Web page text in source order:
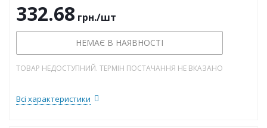
332.68 грн./шт
НЕМАЄ В НАЯВНОСТІ
ТОВАР НЕДОСТУПНИЙ. ТЕРМІН ПОСТАЧАННЯ НЕ ВКАЗАНО
Всі характеристики